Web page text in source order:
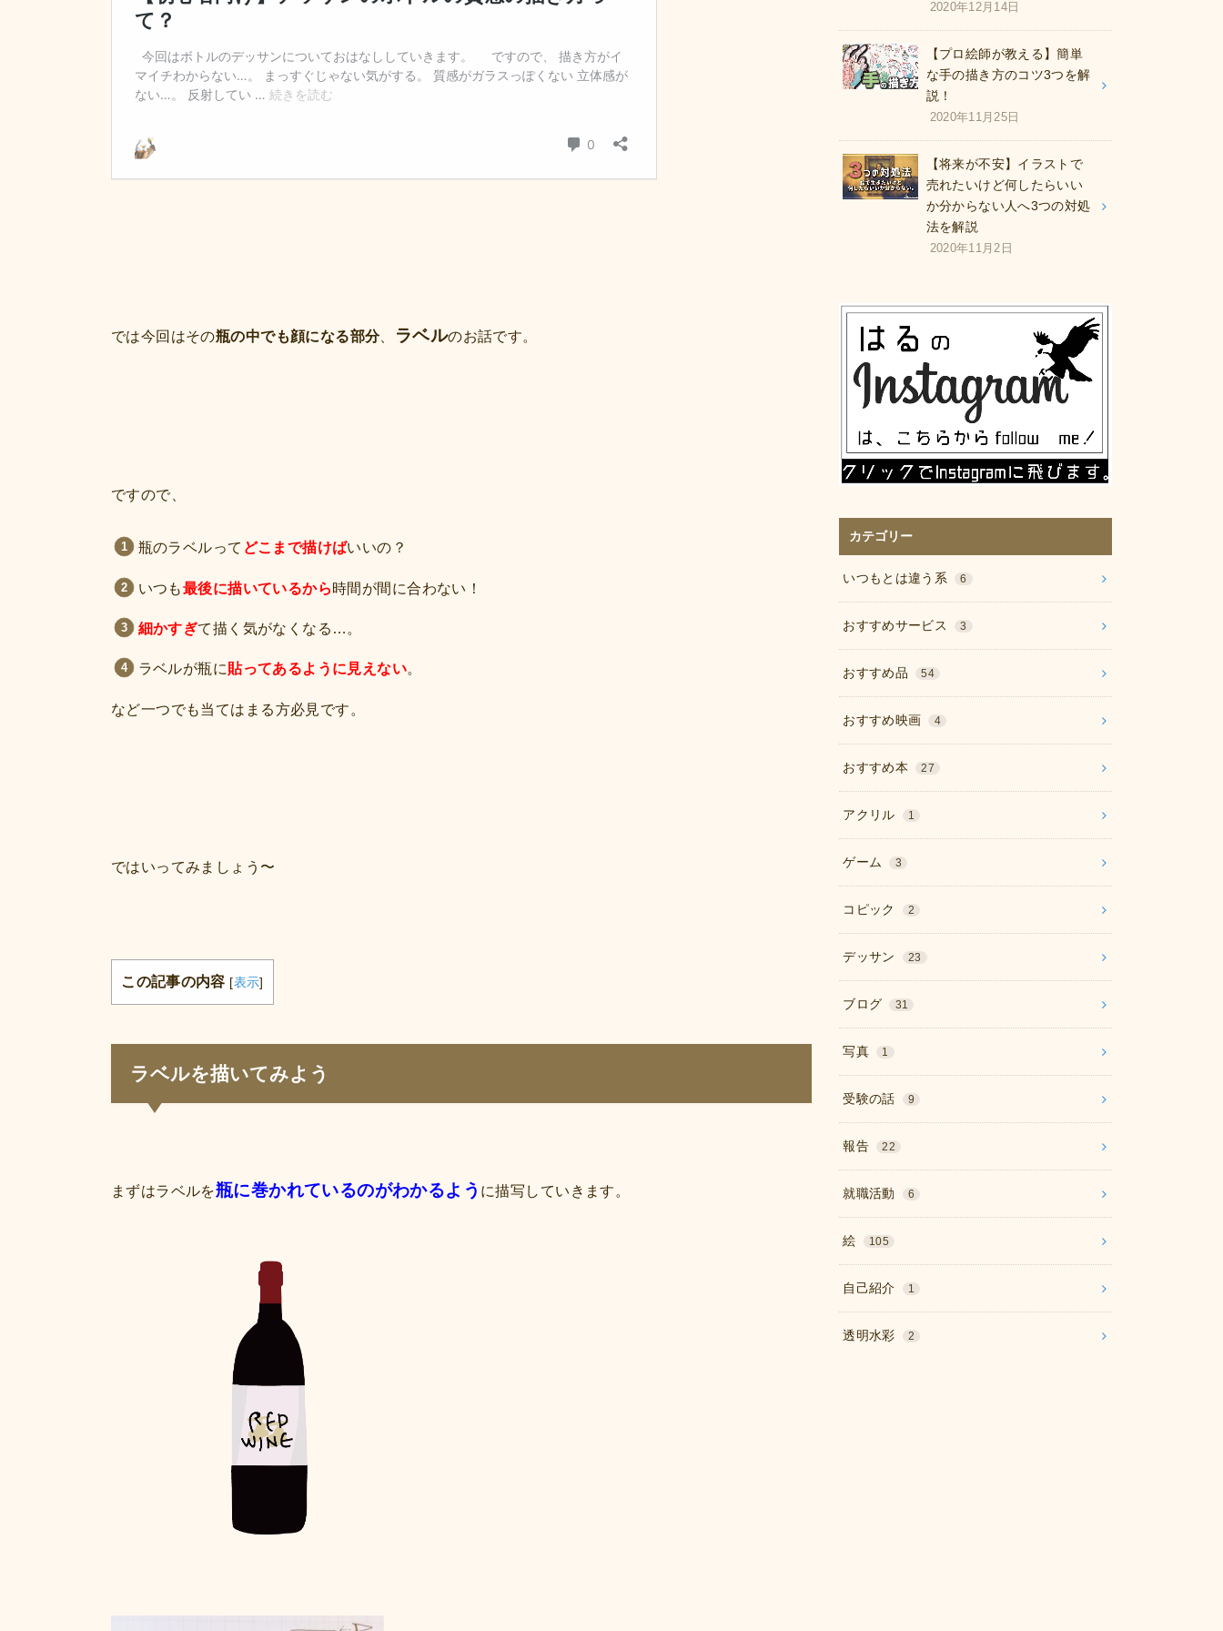
では今回はその瓶の中でも顔になる部分、 ラベルのお話です。
ですので、
瓶のラベルって どこまで描けばいいの？
いつも最後に描いているから時間が間に合わない！
細かすぎて描く気がなくなる…。
ラベルが瓶に貼ってあるように見えない。
など一つでも当てはまる方必見です。
ではいってみましょう〜
この記事の内容 [表示]
ラベルを描いてみよう
まずはラベルを瓶に巻かれているのがわかるよう に描写していきます。
2020年12月14日
【プロ絵師が教える】簡単
な手の描き方のコツ3つを解
説！
2020年11月25日
【将来が不安】イラストで
売れたいけど何したらいい
か分からない人へ3つの対処
法を解説
2020年11月2日
カテゴリー
いつもとは違う系 6
おすすめサービス 3
おすすめ品 54
おすすめ映画 4
おすすめ本 27
アクリル 1
ゲーム 3
コピック 2
デッサン 23
ブログ 31
写真 1
受験の話 9
報告 22
就職活動 6
絵 105
自己紹介 1
透明水彩 2